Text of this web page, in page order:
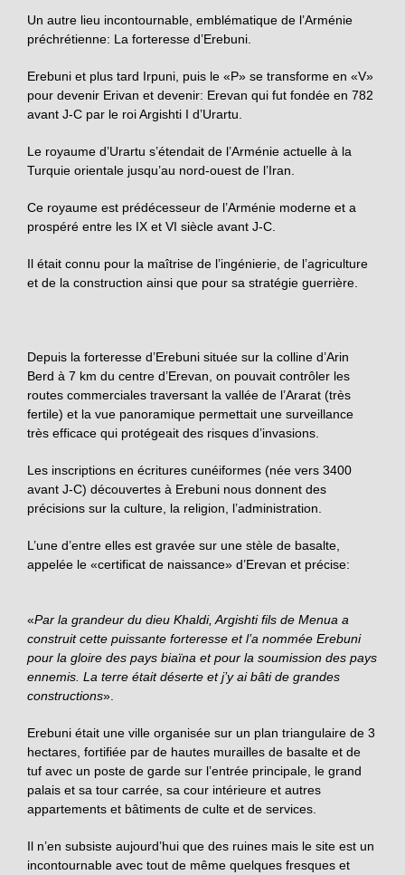
Un autre lieu incontournable, emblématique de l’Arménie
préchrétienne: La forteresse d’Erebuni.
Erebuni et plus tard Irpuni, puis le «P» se transforme en «V»
pour devenir Erivan et devenir: Erevan qui fut fondée en 782
avant J-C par le roi Argishti I d’Urartu.
Le royaume d’Urartu s’étendait de l’Arménie actuelle à la
Turquie orientale jusqu’au nord-ouest de l’Iran.
Ce royaume est prédécesseur de l’Arménie moderne et a
prospéré entre les IX et VI siècle avant J-C.
Il était connu pour la maîtrise de l’ingénierie, de l’agriculture
et de la construction ainsi que pour sa stratégie guerrière.
Depuis la forteresse d’Erebuni située sur la colline d’Arin
Berd à 7 km du centre d’Erevan, on pouvait contrôler les
routes commerciales traversant la vallée de l’Ararat (très
fertile) et la vue panoramique permettait une surveillance
très efficace qui protégeait des risques d’invasions.
Les inscriptions en écritures cunéiformes (née vers 3400
avant J-C) découvertes à Erebuni nous donnent des
précisions sur la culture, la religion, l’administration.
L’une d’entre elles est gravée sur une stèle de basalte,
appelée le «certificat de naissance» d’Erevan et précise:
«Par la grandeur du dieu Khaldi, Argishti fils de Menua a
construit cette puissante forteresse et l’a nommée Erebuni
pour la gloire des pays biaïna et pour la soumission des pays
ennemis. La terre était déserte et j’y ai bâti de grandes
constructions».
Erebuni était une ville organisée sur un plan triangulaire de 3
hectares, fortifiée par de hautes murailles de basalte et de
tuf avec un poste de garde sur l’entrée principale, le grand
palais et sa tour carrée, sa cour intérieure et autres
appartements et bâtiments de culte et de services.
Il n’en subsiste aujourd’hui que des ruines mais le site est un
incontournable avec tout de même quelques fresques et